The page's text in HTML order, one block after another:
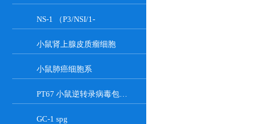
NS-1 （P3/NSI/1-
小鼠肾上腺皮质瘤细胞
小鼠肺癌细胞系
PT67 小鼠逆转录病毒包装细胞系
GC-1 spg